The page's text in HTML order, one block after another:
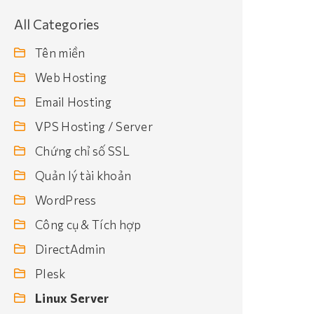
All Categories
Tên miền
Web Hosting
Email Hosting
VPS Hosting / Server
Chứng chỉ số SSL
Quản lý tài khoản
WordPress
Công cụ & Tích hợp
DirectAdmin
Plesk
Linux Server